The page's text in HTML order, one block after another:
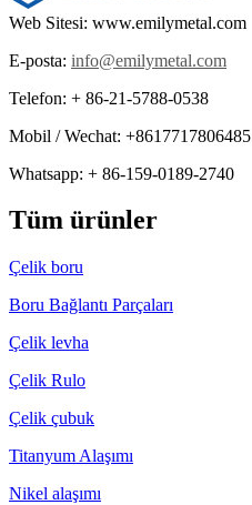
Web Sitesi: www.emilymetal.com
E-posta: info@emilymetal.com
Telefon: + 86-21-5788-0538
Mobil / Wechat: +8617717806485
Whatsapp: + 86-159-0189-2740
Tüm ürünler
Çelik boru
Boru Bağlantı Parçaları
Çelik levha
Çelik Rulo
Çelik çubuk
Titanyum Alaşımı
Nikel alaşımı